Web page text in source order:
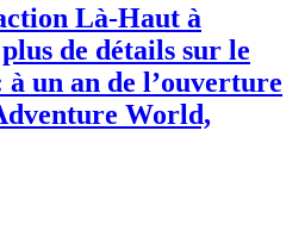
Là-Haut à
de détails sur le
un an de l’ouverture
World,